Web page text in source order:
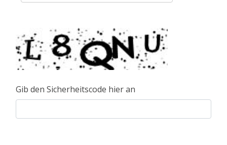
Gib den Sicherheitscode hier an